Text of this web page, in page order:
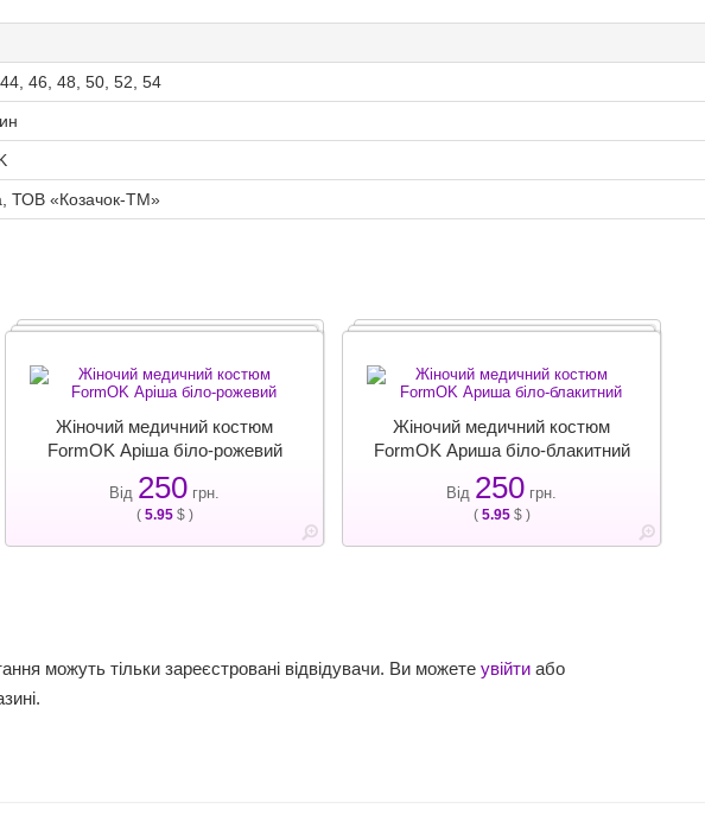
46, 48, 50, 52, 54
ТОВ «Козачок-ТМ»
Жіночий медичний костюм
FormOK Аріша біло-рожевий
Від 250 грн.
( 5.95$ )
Жіночий медичний костюм
FormOK Ариша біло-блакитний
Від 250 грн.
( 5.95$ )
можуть тільки зареєстровані відвідувачи. Ви можете увійти або